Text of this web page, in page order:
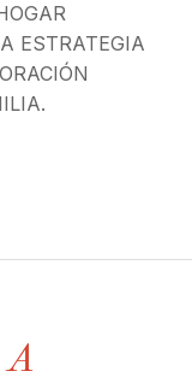
ESTRATEGIA
A